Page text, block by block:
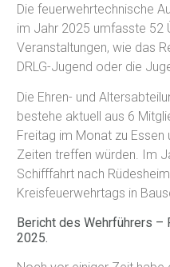
Die feuerwehrtechnische
im Jahr 2025 umfasste 52
Veranstaltungen, wie das
DRLG-Jugend oder die
Die Ehren- und
bestehe aktuell aus 6
Freitag im Monat zu Essen
Zeiten treffen würden. Im
Schifffahrt nach
Kreisfeuerwehrtags in
Bericht des Wehrführers –
2025.